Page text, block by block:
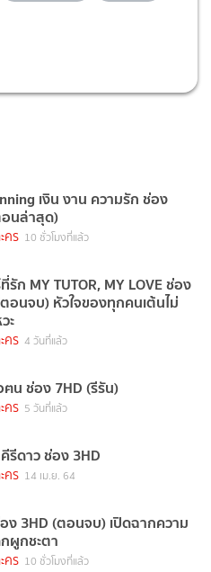
เงิน งาน ความรัก ช่อง
นล่าสุด)
คร 10 ชั่วโมงที่แล้ว
รัก MY TUTOR, MY LOVE ช่อง
อนจบ) หัวใจของทุกคนเต้นไม่
ะ
คร 4 วันที่แล้ว
คนเหนือฅน ช่อง 7HD (รีรัน)
คร 5 วันที่แล้ว
รีดาว ช่อง 3HD
คร 14 เม.ย. 64
ง 3HD (ตอนจบ) เปิดฉากความ
ผูกชะตา
คร 10 ชั่วโมงที่แล้ว